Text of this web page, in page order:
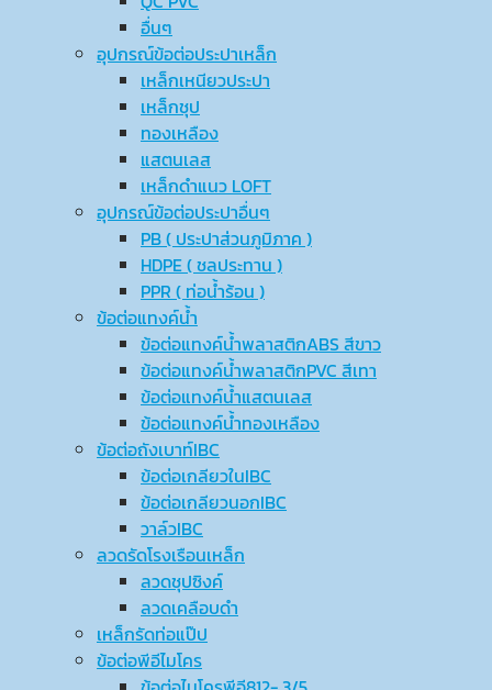
อื่นๆ
อุปกรณ์ข้อต่อประปาเหล็ก
เหล็กเหนียวประปา
เหล็กชุป
ทองเหลือง
แสตนเลส
เหล็กดำแนว LOFT
อุปกรณ์ข้อต่อประปาอื่นๆ
PB ( ประปาส่วนภูมิภาค )
HDPE ( ชลประทาน )
PPR ( ท่อน้ำร้อน )
ข้อต่อแทงค์น้ำ
ข้อต่อแทงค์น้ำพลาสติกABS สีขาว
ข้อต่อแทงค์น้ำพลาสติกPVC สีเทา
ข้อต่อแทงค์น้ำแสตนเลส
ข้อต่อแทงค์น้ำทองเหลือง
ข้อต่อถังเบาท์IBC
ข้อต่อเกลียวในIBC
ข้อต่อเกลียวนอกIBC
วาล์วIBC
ลวดรัดโรงเรือนเหล็ก
ลวดชุปซิงค์
ลวดเคลือบดำ
เหล็กรัดท่อแป๊ป
ข้อต่อพีอีไมโคร